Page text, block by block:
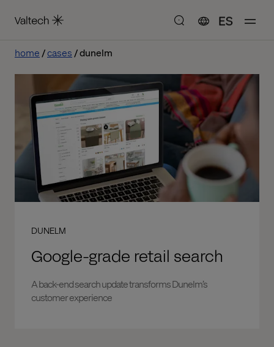
ES
home cases dunelm
DUNELM
Google-grade retail search
A back-end search update transforms Dunelm’s
customer experience